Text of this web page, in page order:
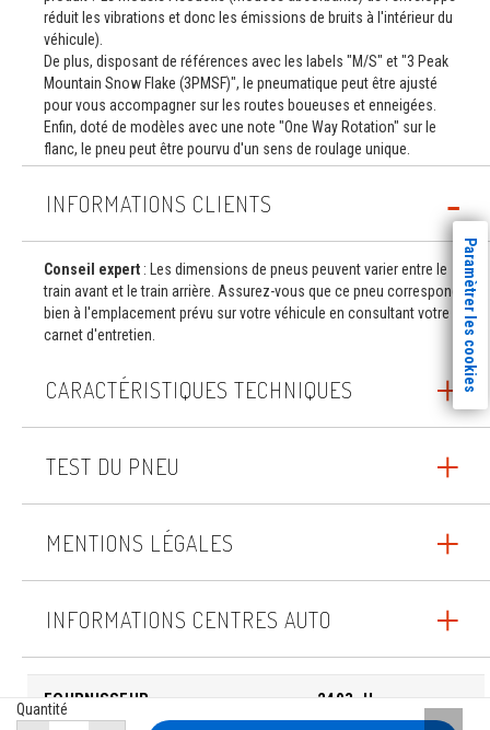
Quantité
réduit les vibrations et donc les émissions de bruits à l'intérieur du
véhicule).
De plus, disposant de références avec les labels "M/S" et "3 Peak
Mountain Snow Flake (3PMSF)", le pneumatique peut être ajusté
pour vous accompagner sur les routes boueuses et enneigées.
Enfin, doté de modèles avec une note "One Way Rotation" sur le
flanc, le pneu peut être pourvu d'un sens de roulage unique.
INFORMATIONS CLIENTS
Conseil expert : Les dimensions de pneus peuvent varier entre le
train avant et le train arrière. Assurez-vous que ce pneu correspond
bien à l'emplacement prévu sur votre véhicule en consultant votre
carnet d'entretien.
CARACTÉRISTIQUES TECHNIQUES
TEST DU PNEU
MENTIONS LÉGALES
INFORMATIONS CENTRES AUTO
FOURNISSEUR 2403_H
Paramètrer les cookies